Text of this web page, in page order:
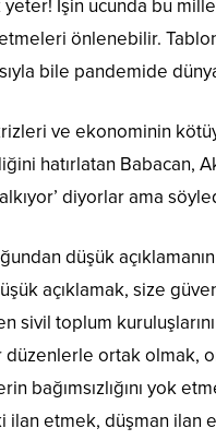
İşin ucunda bu
önlenebilir.
bile pandemide
ve ekonominin
hatırlatan Babacan,
diyorlar ama
düşük
açıklamak, size
sivil toplum
ortak olmak,
bağımsızlığını yok
etmek, düşman ilan